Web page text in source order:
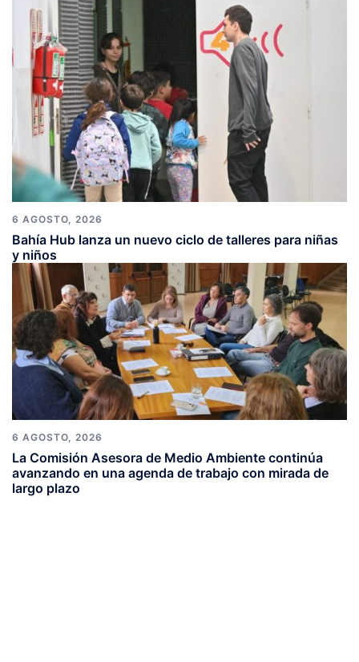
6 AGOSTO, 2026
Bahía Hub lanza un nuevo ciclo de talleres para niñas
y niños
6 AGOSTO, 2026
La Comisión Asesora de Medio Ambiente continúa
avanzando en una agenda de trabajo con mirada de
largo plazo